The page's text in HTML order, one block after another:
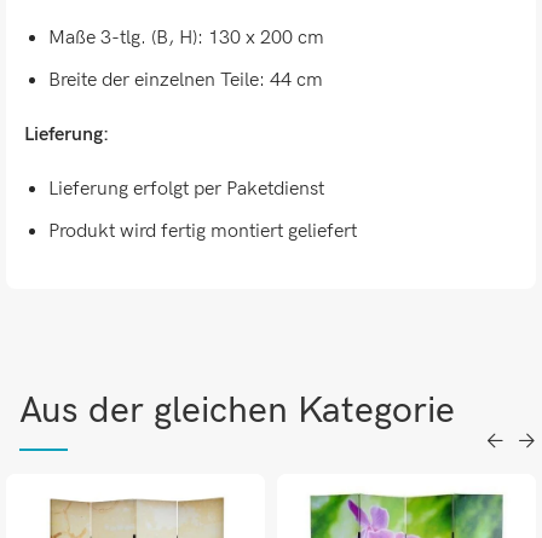
Maße 3-tlg. (B, H): 130 x 200 cm
Breite der einzelnen Teile: 44 cm
Lieferung:
Lieferung erfolgt per Paketdienst
Produkt wird fertig montiert geliefert
Aus der gleichen Kategorie